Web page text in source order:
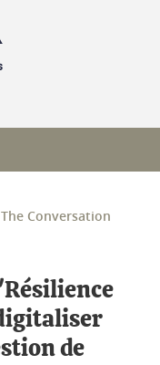
The Conversation
de